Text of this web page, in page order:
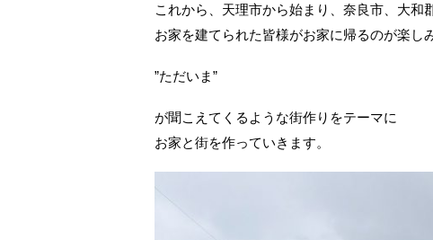
これから、天理市から始まり、奈良市、大和
お家を建てられた皆様がお家に帰るのが楽し
”ただいま”
が聞こえてくるような街作りをテーマに
お家と街を作っていきます。